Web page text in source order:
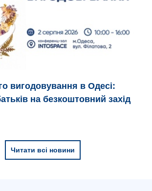
патології та неврології
станів
вигодовування в Одесі:
на безкоштовний захід
Читати всі новини